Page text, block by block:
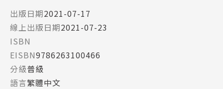
出版日期2021-07-17
線上出版日期2021-07-23
ISBN
EISBN9786263100466
分級普級
語言繁體中文